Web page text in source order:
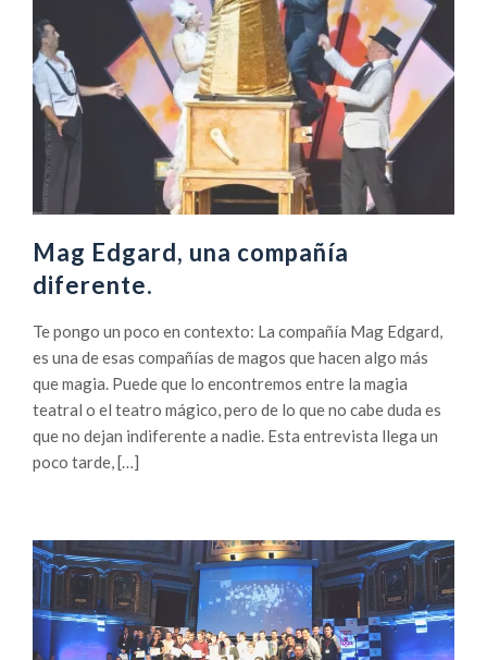
Mag Edgard, una compañía
diferente.
Te pongo un poco en contexto: La compañía Mag Edgard,
es una de esas compañías de magos que hacen algo más
que magia. Puede que lo encontremos entre la magia
teatral o el teatro mágico, pero de lo que no cabe duda es
que no dejan indiferente a nadie. Esta entrevista llega un
poco tarde, […]